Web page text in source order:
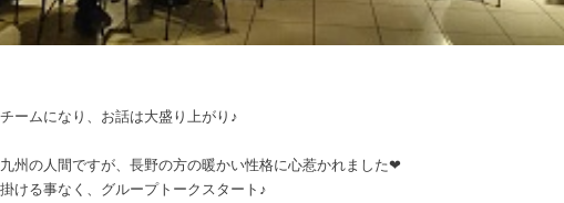
ームになり、お話は大盛り上がり♪
州の人間ですが、長野の方の暖かい性格に心惹かれました❤
ける事なく、グループトークスタート♪